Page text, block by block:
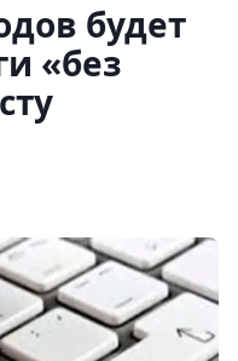
будет
«без